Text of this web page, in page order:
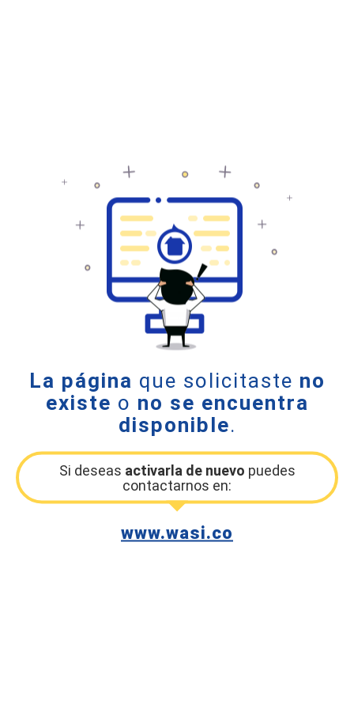
La página que solicitaste no
existe o no se encuentra
disponible.
Si deseas activarla de nuevo puedes
contactarnos en:
www.wasi.co